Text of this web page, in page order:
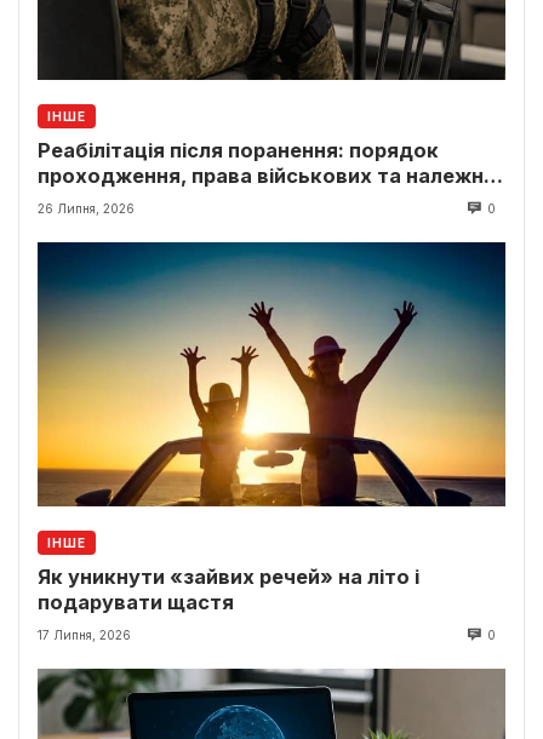
ІНШЕ
Реабілітація після поранення: порядок
проходження, права військових та належні
виплати
26 Липня, 2026 0
ІНШЕ
Як уникнути «зайвих речей» на літо і
подарувати щастя
17 Липня, 2026 0